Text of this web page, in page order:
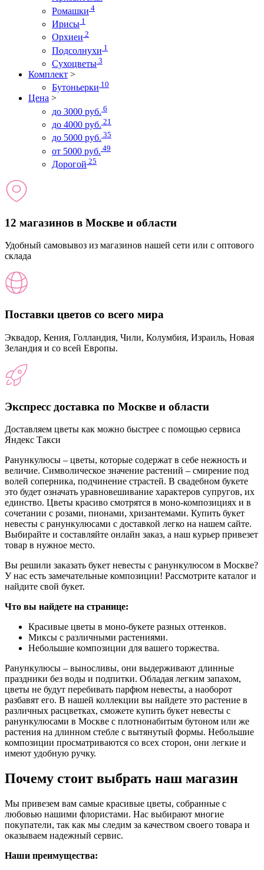
Ромашки 4
Ирисы 1
Орхиеи 2
Подсолнухи 1
Сухоцветы 3
Комплект >
Бутоньерки 10
Цена >
до 3000 руб. 6
до 4000 руб. 21
до 5000 руб. 35
от 5000 руб. 49
Дорогой 25
12 магазинов в Москве и области
Удобный самовывоз из магазинов нашей сети или с оптового
склада
Поставки цветов со всего мира
Эквадор, Кения, Голландия, Чили, Колумбия, Израиль, Новая
Зеландия и со всей Европы.
Экспресс доставка по Москве и области
Доставляем цветы как можно быстрее с помощью сервиса
Яндекс Такси
Ранункулюсы – цветы, которые содержат в себе нежность и
величие. Символическое значение растений – смирение под
волей соперника, подчинение страстей. В свадебном букете
это будет означать уравновешивание характеров супругов, их
единство. Цветы красиво смотрятся в моно-композициях и в
сочетании с розами, пионами, хризантемами. Купить букет
невесты с ранункулюсами с доставкой легко на нашем сайте.
Выбирайте и составляйте онлайн заказ, а наш курьер привезет
товар в нужное место.
Вы решили заказать букет невесты с ранункулюсом в Москве?
У нас есть замечательные композиции! Рассмотрите каталог и
найдите свой букет.
Что вы найдете на странице:
Красивые цветы в моно-букете разных оттенков.
Миксы с различными растениями.
Небольшие композиции для вашего торжества.
Ранункулюсы – выносливы, они выдерживают длинные
праздники без воды и подпитки. Обладая легким запахом,
цветы не будут перебивать парфюм невесты, а наоборот
разбавят его. В нашей коллекции вы найдете это растение в
различных расцветках, сможете купить букет невесты с
ранункулюсами в Москве с плотнонабитым бутоном или же
растения на длинном стебле с вытянутый формы. Небольшие
композиции просматриваются со всех сторон, они легкие и
имеют удобную ручку.
Почему стоит выбрать наш магазин
Мы привезем вам самые красивые цветы, собранные с
любовью нашими флористами. Нас выбирают многие
покупатели, так как мы следим за качеством своего товара и
оказываем надежный сервис.
Наши преимущества: